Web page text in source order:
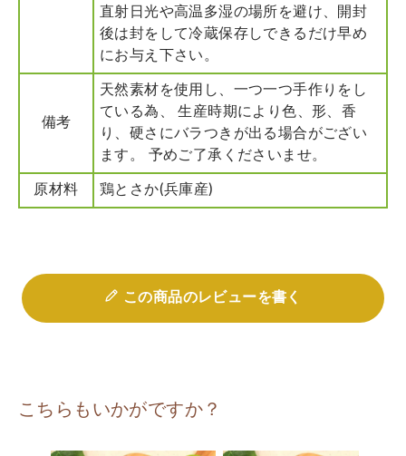
直射日光や高温多湿の場所を避け、開封
後は封をして冷蔵保存しできるだけ早め
にお与え下さい。
備考
天然素材を使用し、一つ一つ手作りをし
ている為、 生産時期により色、形、香
り、硬さにバラつきが出る場合がござい
ます。 予めご了承くださいませ。
原材料 鶏とさか(兵庫産)
この商品のレビューを書く
こちらもいかがですか？